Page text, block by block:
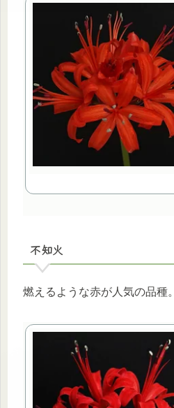
不知火
燃えるような赤が人気の品種。